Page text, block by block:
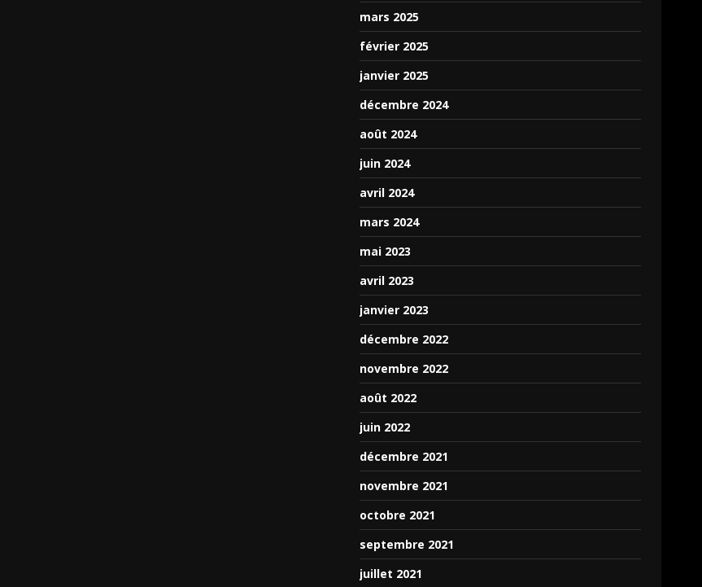
mars 2025
février 2025
janvier 2025
décembre 2024
août 2024
juin 2024
avril 2024
mars 2024
mai 2023
avril 2023
janvier 2023
décembre 2022
novembre 2022
août 2022
juin 2022
décembre 2021
novembre 2021
octobre 2021
septembre 2021
juillet 2021